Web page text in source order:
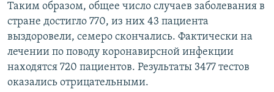
Таким образом, общее число случаев заболевания в
стране достигло 770, из них 43 пациента
выздоровели, семеро скончались. Фактически на
лечении по поводу коронавирсной инфекции
находятся 720 пациентов. Результаты 3477 тестов
оказались отрицательными.